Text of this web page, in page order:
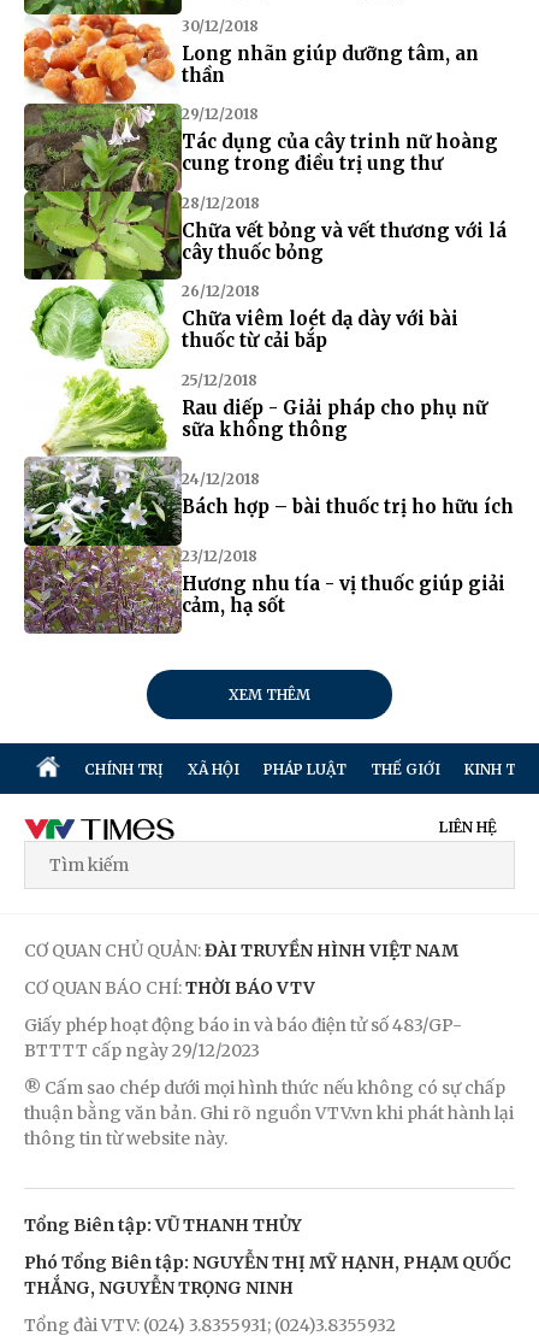
30/12/2018
Long nhãn giúp dưỡng tâm, an
thần
29/12/2018
Tác dụng của cây trinh nữ hoàng
cung trong điều trị ung thư
28/12/2018
Chữa vết bỏng và vết thương với lá
cây thuốc bỏng
26/12/2018
Chữa viêm loét dạ dày với bài
thuốc từ cải bắp
25/12/2018
Rau diếp - Giải pháp cho phụ nữ
sữa không thông
24/12/2018
Bách hợp – bài thuốc trị ho hữu ích
23/12/2018
Hương nhu tía - vị thuốc giúp giải
cảm, hạ sốt
XEM THÊM
CHÍNH TRỊ XÃ HỘI PHÁP LUẬT THẾ GIỚI KINH TẾ
LIÊN HỆ
CƠ QUAN CHỦ QUẢN:ĐÀI TRUYỀN HÌNH VIỆT NAM
CƠ QUAN BÁO CHÍ:THỜI BÁO VTV
Giấy phép hoạt động báo in và báo điện tử số 483/GP-
BTTTT cấp ngày 29/12/2023
® Cấm sao chép dưới mọi hình thức nếu không có sự chấp
thuận bằng văn bản. Ghi rõ nguồn VTV.vn khi phát hành lại
thông tin từ website này.
Tổng Biên tập: VŨ THANH THỦY
Phó Tổng Biên tập: NGUYỄN THỊ MỸ HẠNH, PHẠM QUỐC
THẮNG, NGUYỄN TRỌNG NINH
Tổng đài VTV: (024) 3.8355931; (024)3.8355932